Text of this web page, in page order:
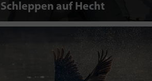
Schleppen auf Hecht